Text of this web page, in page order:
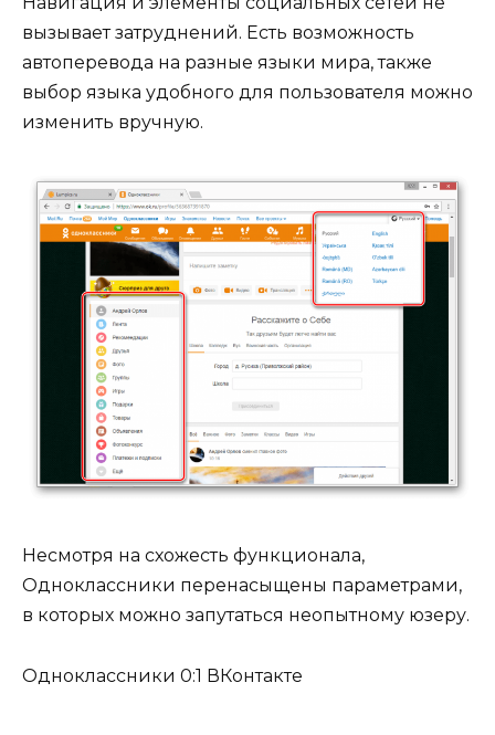
вызывает затруднений. Есть возможность
автоперевода на разные языки мира, также
выбор языка удобного для пользователя можно
изменить вручную.
Несмотря на схожесть функционала,
Одноклассники перенасыщены параметрами,
в которых можно запутаться неопытному юзеру.
Одноклассники 0:1 ВКонтакте